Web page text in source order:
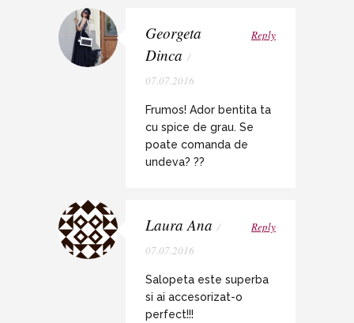
Georgeta
Dinca /
07.07.2016
Reply
Frumos! Ador bentita ta
cu spice de grau. Se
poate comanda de
undeva? ??
Laura Ana /
07.07.2016
Reply
Salopeta este superba
si ai accesorizat-o
perfect!!!